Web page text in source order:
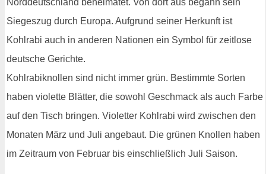
Norddeutschland beheimatet. Von dort aus begann sein
Siegeszug durch Europa. Aufgrund seiner Herkunft ist
Kohlrabi auch in anderen Nationen ein Symbol für zeitlose
deutsche Gerichte.
Kohlrabiknollen sind nicht immer grün. Bestimmte Sorten
haben violette Blätter, die sowohl Geschmack als auch Farbe
auf den Tisch bringen. Violetter Kohlrabi wird zwischen den
Monaten März und Juli angebaut. Die grünen Knollen haben
im Zeitraum von Februar bis einschließlich Juli Saison.